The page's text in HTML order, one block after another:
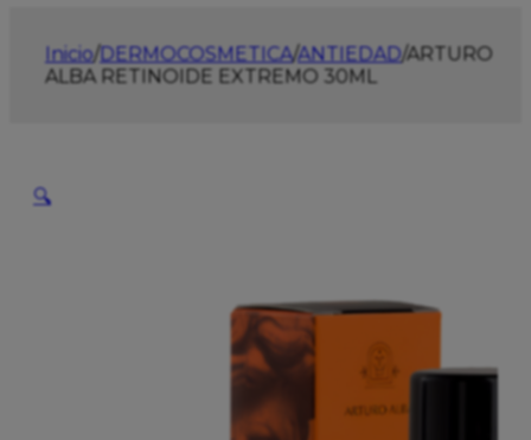
Inicio/DERMOCOSMETICA/ANTIEDAD/ARTURO
ALBA RETINOIDE EXTREMO 30ML
🔍